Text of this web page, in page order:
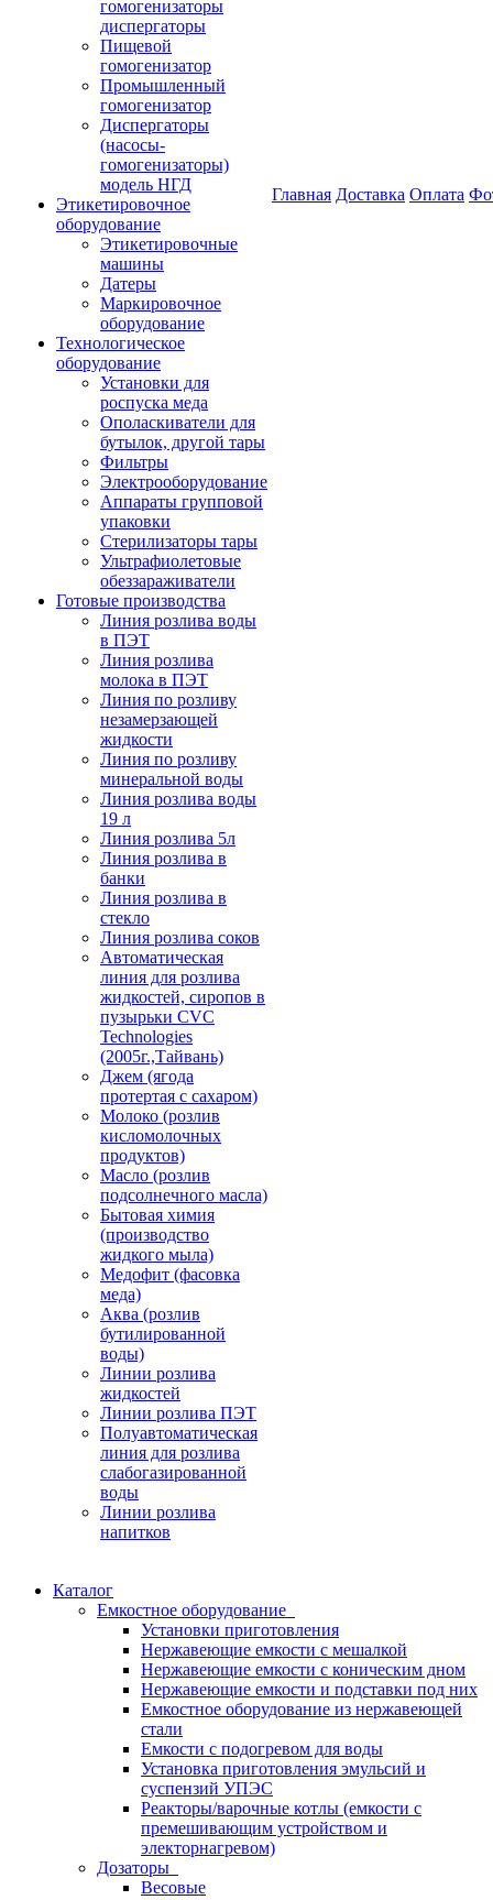
гомогенизаторы
диспергаторы
Пищевой
гомогенизатор
Промышленный
гомогенизатор
Диспергаторы
(насосы-
гомогенизаторы)
модель НГД
Этикетировочное
оборудование
Этикетировочные
машины
Датеры
Маркировочное
оборудование
Технологическое
оборудование
Установки для
роспуска меда
Ополаскиватели для
бутылок, другой тары
Фильтры
Электрооборудование
Аппараты групповой
упаковки
Стерилизаторы тары
Ультрафиолетовые
обеззараживатели
Готовые производства
Линия розлива воды
в ПЭТ
Линия розлива
молока в ПЭТ
Линия по розливу
незамерзающей
жидкости
Линия по розливу
минеральной воды
Линия розлива воды
19 л
Линия розлива 5л
Линия розлива в
банки
Линия розлива в
стекло
Линия розлива соков
Автоматическая
линия для розлива
жидкостей, сиропов в
пузырьки CVC
Technologies
(2005г.,Тайвань)
Джем (ягода
протертая с сахаром)
Молоко (розлив
кисломолочных
продуктов)
Масло (розлив
подсолнечного масла)
Бытовая химия
(производство
жидкого мыла)
Медофит (фасовка
меда)
Аква (розлив
бутилированной
воды)
Линии розлива
жидкостей
Линии розлива ПЭТ
Полуавтоматическая
линия для розлива
слабогазированной
воды
Линии розлива
напитков
Главная Доставка Оплата
Каталог
Емкостное оборудование
Установки приготовления
Нержавеющие емкости с мешалкой
Нержавеющие емкости с коническим дном
Нержавеющие емкости и подставки под них
Емкостное оборудование из нержавеющей
стали
Емкости с подогревом для воды
Установка приготовления эмульсий и
суспензий УПЭС
Реакторы/варочные котлы (емкости с
премешивающим устройством и
электорнагревом)
Дозаторы
Весовые